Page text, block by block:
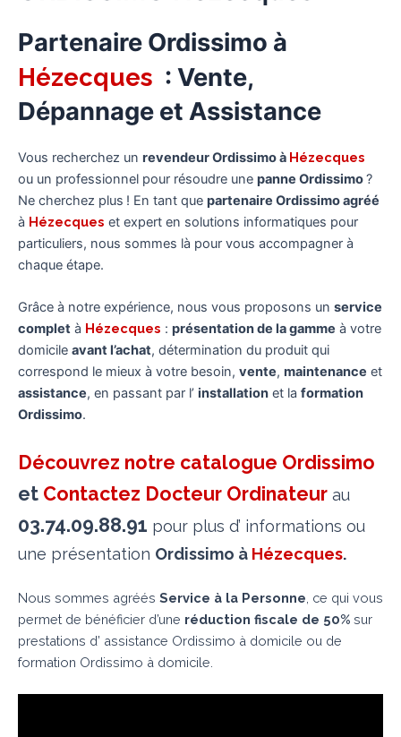
Partenaire Ordissimo à
Hézecques : Vente,
Dépannage et Assistance
Vous recherchez un revendeur Ordissimo à Hézecques
ou un professionnel pour résoudre une panne Ordissimo?
Ne cherchez plus ! En tant que partenaire Ordissimo agréé
à Hézecques et expert en solutions informatiques pour
particuliers, nous sommes là pour vous accompagner à
chaque étape.
Grâce à notre expérience, nous vous proposons un service
complet à Hézecques : présentation de la gamme à votre
domicile avant l’achat, détermination du produit qui
correspond le mieux à votre besoin, vente, maintenance et
assistance, en passant par l’ installation et la formation
Ordissimo.
Découvrez notre catalogue Ordissimo
et Contactez Docteur Ordinateur au
03.74.09.88.91 pour plus d’ informations ou
une présentation Ordissimo à Hézecques.
Nous sommes agréés Service à la Personne , ce qui vous
permet de bénéficier d’une réduction fiscale de 50% sur
prestations d’ assistance Ordissimo à domicile ou de
formation Ordissimo à domicile.